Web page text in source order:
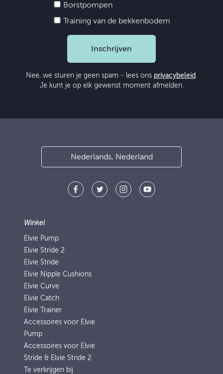
Borstpompen
Training van de bekkenbodem
Inschrijven
Nee, we sturen je geen spam - lees ons privacybeleid .
Je kunt je op elk gewenst moment afmelden.
Nederlands, Nederland
Winkel
Elvie Pump
Elvie Stride 2
Elvie Stride
Elvie Nipple Cushions
Elvie Curve
Elvie Catch
Elvie Trainer
Accessoires voor Elvie
Pump
Accessoires voor Elvie
Stride & Elvie Stride 2
Te verkrijgen bij